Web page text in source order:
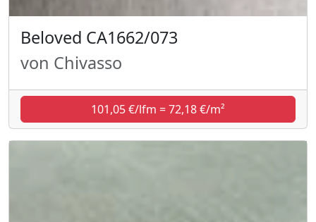
Beloved CA1662/073
von Chivasso
101,05 €/lfm = 72,18 €/m²